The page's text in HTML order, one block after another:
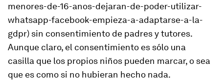
menores-de-16-anos-dejaran-de-poder-utilizar-
whatsapp-facebook-empieza-a-adaptarse-a-la-
gdpr) sin consentimiento de padres y tutores.
Aunque claro, el consentimiento es sólo una
casilla que los propios niños pueden marcar, o sea
que es como si no hubieran hecho nada.